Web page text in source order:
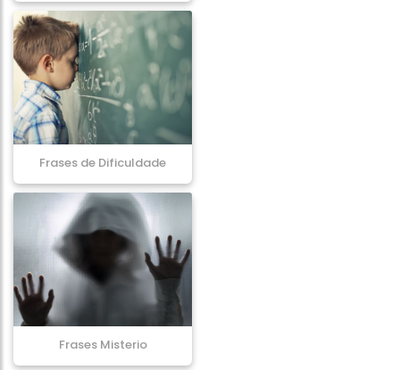
Frases de Dificuldade
Frases Misterio